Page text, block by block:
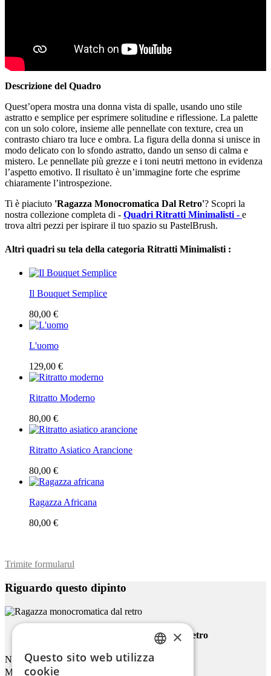
Descrizione del Quadro
Quest’opera mostra una donna vista di spalle, usando uno stile
astratto e semplice per esprimere solitudine e riflessione. La palette
con un solo colore, insieme alle pennellate con texture, crea un
contrasto chiaro tra luce e ombra. La figura della donna si unisce in
modo delicato con lo sfondo astratto, dando un senso di calma e
mistero. Le pennellate più grezze e i toni neutri mettono in evidenza
l’aspetto emotivo. Il risultato è un’immagine forte che esprime
chiaramente l’introspezione.
Ti è piaciuto 'Ragazza Monocromatica Dal Retro'? Scopri la
nostra collezione completa di - Quadri Ritratti Minimalisti - e
trova altri pezzi per ispirare il tuo spazio su PastelBrush.
Altri quadri su tela della categoria Ritratti Minimalisti :
Il Bouquet Semplice
80,00 €
L'uomo
129,00 €
Ritratto Moderno
80,00 €
Ritratto Asiatico Arancione
80,00 €
Ragazza Africana
80,00 €
Trimite formularul
Riguardo questo dipinto
Ragazza Monocromatica Dal Retro
Nome
Mail
×
Questo sito web utilizza
cookie